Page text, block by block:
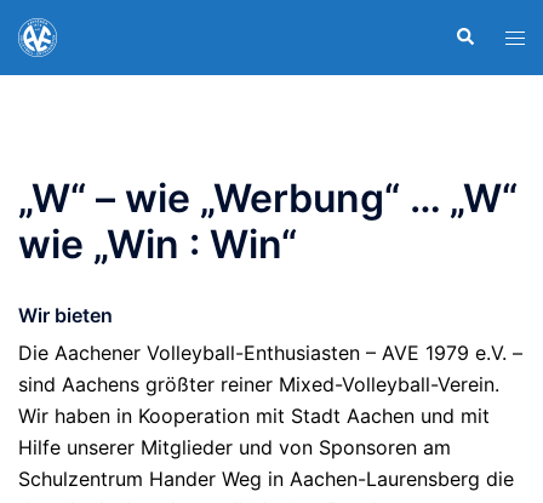
Zum
Inhalt
springen
Suche
„W“ – wie „Werbung“ … „W“
wie „Win : Win“
Wir bieten
Die Aachener Volleyball-Enthusiasten – AVE 1979 e.V. –
sind Aachens größter reiner Mixed-Volleyball-Verein.
Wir haben in Kooperation mit Stadt Aachen und mit
Hilfe unserer Mitglieder und von Sponsoren am
Schulzentrum Hander Weg in Aachen-Laurensberg die